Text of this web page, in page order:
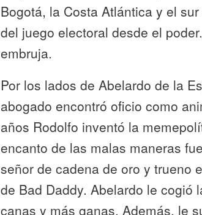
Bogotá, la Costa Atlántica y el
del juego electoral desde el
embruja.
Por los lados de Abelardo de la
abogado encontró oficio como
años Rodolfo inventó la
encanto de las malas maneras
señor de cadena de oro y trueno
de Bad Daddy. Abelardo le cogió
canas y más ganas. Además, le